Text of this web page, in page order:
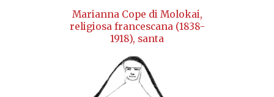
Marianna Cope di Molokai,
religiosa francescana (1838-
1918), santa